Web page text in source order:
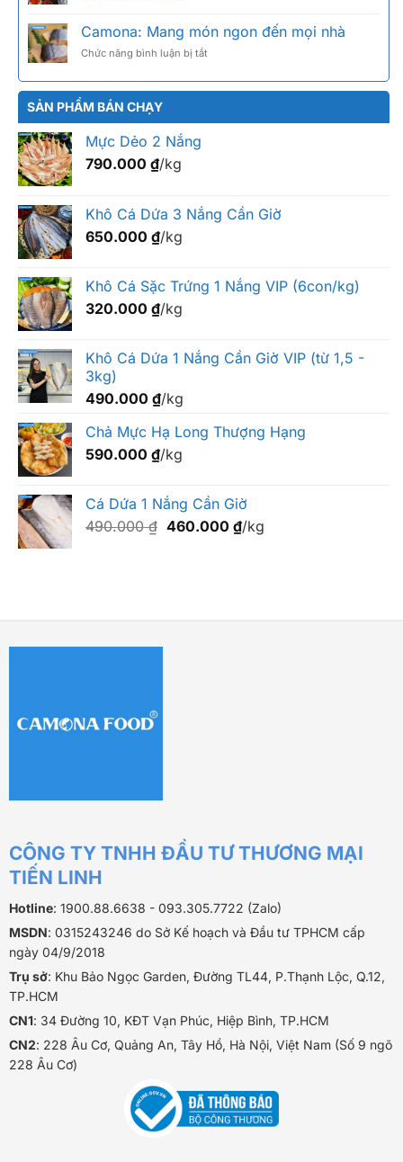
theo
Gì?
Biệt
Bổi,
Camona: Mang món ngon đến mọi nhà
Chức năng bình luận bị tắtở
Mang
SẢN PHẨM BÁN CHẠY
Mực Dẻo 2 Nắng
790.000 ₫/kg
Khô Cá Dứa 3 Nắng Cần Giờ
650.000 ₫/kg
Khô Cá Sặc Trứng 1 Nắng VIP (6con/kg)
320.000 ₫/kg
Khô Cá Dứa 1 Nắng Cần Giờ VIP (từ 1,5 -
3kg)
490.000 ₫/kg
Chả Mực Hạ Long Thượng Hạng
590.000 ₫/kg
Cá Dứa 1 Nắng Cần Giờ
490.000₫ Giá
460.000 ₫Giá
/kg
CÔNG TY TNHH ĐẦU TƯ THƯƠNG MẠI
TIẾN LINH
Hotline: 1900.88.6638 - 093.305.7722 (Zalo)
MSDN: 0315243246 do Sở Kế hoạch và Đầu tư TPHCM cấp
ngày 04/9/2018
Trụ sở: Khu Bảo Ngọc Garden, Đường TL44, P.Thạnh Lộc, Q.12,
TP.HCM
CN1: 34 Đường 10, KĐT Vạn Phúc, Hiệp Bình, TP.HCM
CN2: 228 Âu Cơ, Quảng An, Tây Hồ, Hà Nội, Việt Nam (Số 9 ngõ
228 Âu Cơ)